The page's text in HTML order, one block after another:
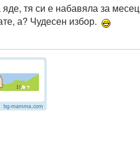
тя си е набавяла за
а? Чудесен избор.